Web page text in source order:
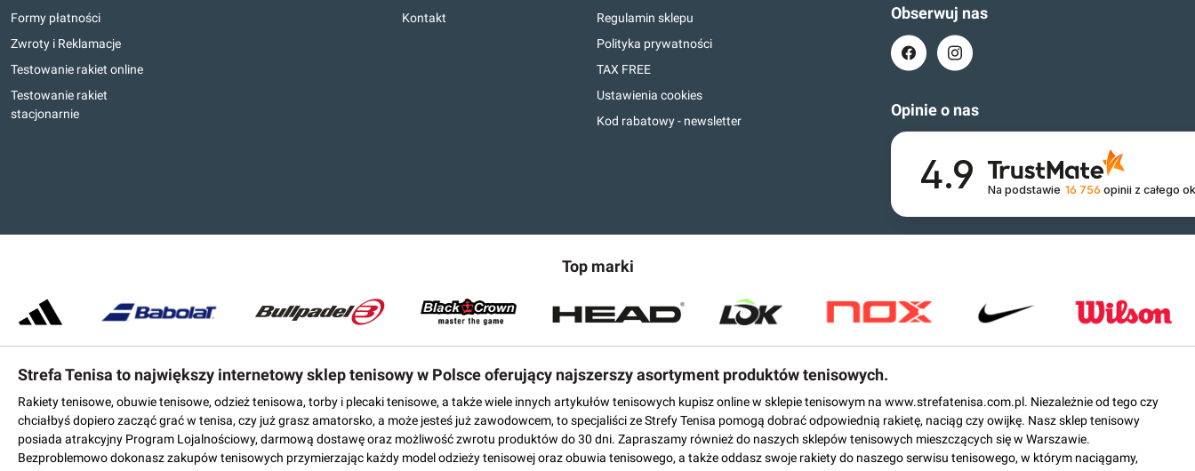
Formy płatności
Zwroty i Reklamacje
Testowanie rakiet online
Testowanie rakiet
stacjonarnie
Kontakt
Regulamin sklepu
Polityka prywatności
TAX FREE
Ustawienia cookies
Kod rabatowy - newsletter
Obserwuj nas
Opinie o nas
4.9 Na podstawie 16 756 opinii z całego
Top marki
Strefa Tenisa to największy internetowy sklep tenisowy w Polsce oferujący najszerszy asortyment produktów tenisowych.
Rakiety tenisowe, obuwie tenisowe, odzież tenisowa, torby i plecaki tenisowe, a także wiele innych artykułów tenisowych kupisz online w sklepie tenisowym na www.strefatenisa.com.pl. Niezależnie od tego czy
chciałbyś dopiero zacząć grać w tenisa, czy już grasz amatorsko, a może jesteś już zawodowcem, to specjaliści ze Strefy Tenisa pomogą dobrać odpowiednią rakietę, naciąg czy owijkę. Nasz sklep tenisowy
posiada atrakcyjny Program Lojalnościowy, darmową dostawę oraz możliwość zwrotu produktów do 30 dni. Zapraszamy również do naszych sklepów tenisowych mieszczących się w Warszawie.
Bezproblemowo dokonasz zakupów tenisowych przymierzając każdy model odzieży tenisowej oraz obuwia tenisowego, a także oddasz swoje rakiety do naszego serwisu tenisowego, w którym naciągamy,